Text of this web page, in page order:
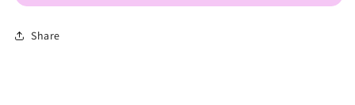
Share